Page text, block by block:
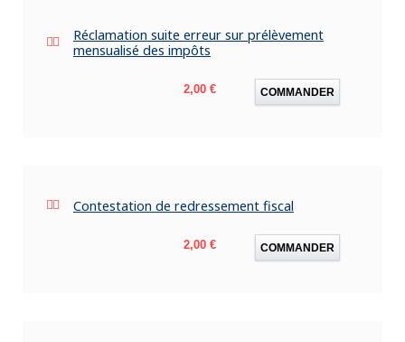
Réclamation suite erreur sur prélèvement
mensualisé des impôts
Prix
2,00 € COMMANDER
Contestation de redressement fiscal
Prix
2,00 € COMMANDER